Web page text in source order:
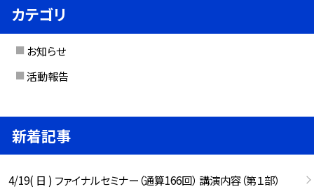
カテゴリ
お知らせ
活動報告
新着記事
4/19( 日 ) ファイナルセミナー（通算166回） 講演内容（第１部）